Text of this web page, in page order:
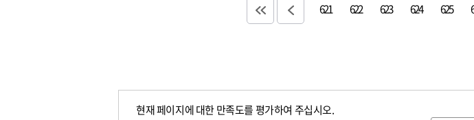
621 622 623 624 625
현재 페이지에 대한 만족도를 평가하여 주십시오.